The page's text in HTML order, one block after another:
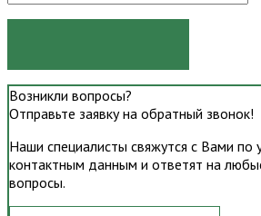
Возникли вопросы?
Отправьте заявку на обратный звонок!
Наши специалисты свяжутся с Вами по
контактным данным и ответят на
вопросы.